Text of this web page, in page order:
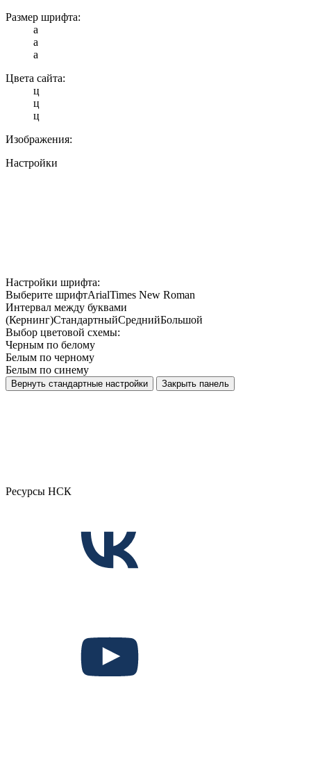
Размер шрифта:
a
a
a
Цвета сайта:
ц
ц
ц
Изображения:
Настройки
Настройки шрифта:
Выберите шрифтArialTimes New Roman
Интервал между буквами
(Кернинг)СтандартныйСреднийБольшой
Выбор цветовой схемы:
Черным по белому
Белым по черному
Белым по синему
Вернуть стандартные настройки Закрыть панель
Ресурсы НСК